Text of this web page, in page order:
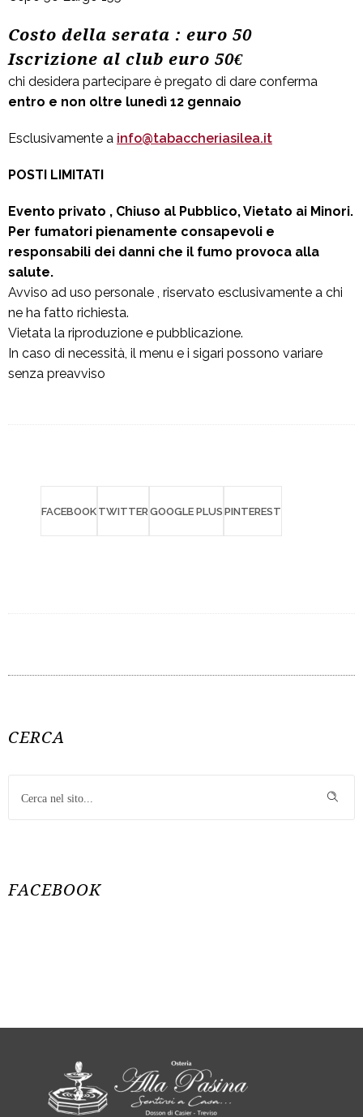
Costo della serata : euro 50
Iscrizione al club euro 50€
chi desidera partecipare è pregato di dare conferma
entro e non oltre lunedì 12 gennaio
Esclusivamente a info@tabaccheriasilea.it
POSTI LIMITATI
Evento privato , Chiuso al Pubblico, Vietato ai Minori.
Per fumatori pienamente consapevoli e
responsabili dei danni che il fumo provoca alla
salute.
Avviso ad uso personale , riservato esclusivamente a chi
ne ha fatto richiesta.
Vietata la riproduzione e pubblicazione.
In caso di necessità, il menu e i sigari possono variare
senza preavviso
FACEBOOK TWITTERGOOGLE PLUS PINTEREST
CERCA
FACEBOOK